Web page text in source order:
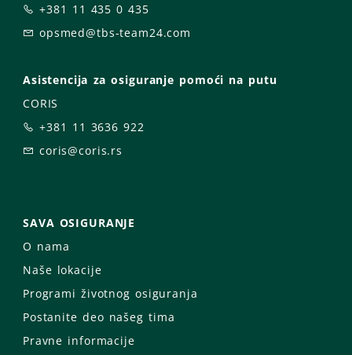
+381 11 435 0 435
opsmed@tbs-team24.com
Asistencija za osiguranje pomoći na putu
CORIS
+381 11 3636 922
coris@coris.rs
SAVA OSIGURANJE
O nama
Naše lokacije
Programi životnog osiguranja
Postanite deo našeg tima
Pravne informacije